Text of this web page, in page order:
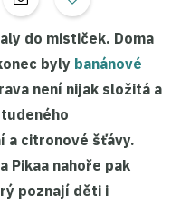
do mističek. Doma
byly banánové
není nijak složitá a
a citronové šťávy.
Pikaa nahoře pak
poznají děti i